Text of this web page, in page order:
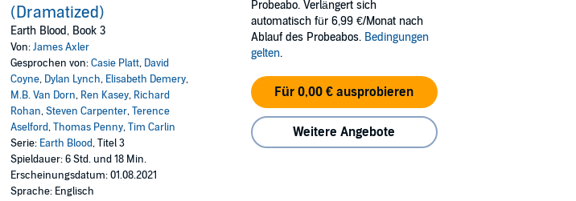
(Dramatized)
Earth Blood, Book 3
Von:James Axler
Gesprochen von:Casie Platt, David
Coyne, Dylan Lynch, Elisabeth Demery,
M.B. Van Dorn, Ren Kasey, Richard
Rohan,Steven Carpenter,Terence
Aselford,Thomas Penny,Tim Carlin
Serie: Earth Blood, Titel 3
Spieldauer: 6 Std. und 18 Min.
Erscheinungsdatum: 01.08.2021
Sprache: Englisch
Probeabo. Verlängert sich
automatisch für 6,99 €/Monat nach
Ablauf des Probeabos. Bedingungen
gelten.
Für 0,00 € ausprobieren
Weitere Angebote